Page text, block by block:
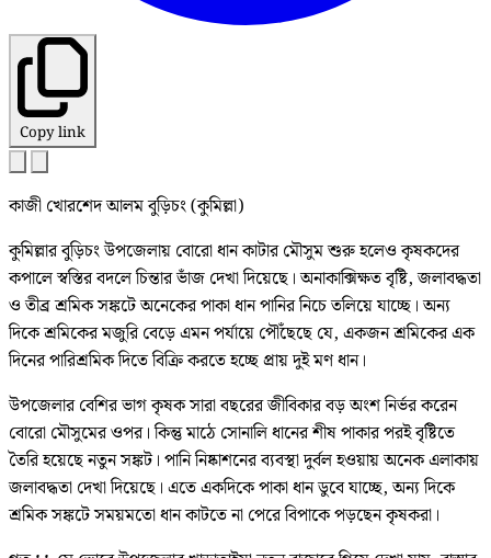
Copy link
কাজী খোরশেদ আলম বুড়িচং (কুমিল্লা)
কুমিল্লার বুড়িচং উপজেলায় বোরো ধান কাটার মৌসুম শুরু হলেও কৃষকদের
কপালে স্বস্তির বদলে চিন্তার ভাঁজ দেখা দিয়েছে। অনাকাক্সিক্ষত বৃষ্টি, জলাবদ্ধতা
ও তীব্র শ্রমিক সঙ্কটে অনেকের পাকা ধান পানির নিচে তলিয়ে যাচ্ছে। অন্য
দিকে শ্রমিকের মজুরি বেড়ে এমন পর্যায়ে পৌঁছেছে যে, একজন শ্রমিকের এক
দিনের পারিশ্রমিক দিতে বিক্রি করতে হচ্ছে প্রায় দুই মণ ধান।
উপজেলার বেশির ভাগ কৃষক সারা বছরের জীবিকার বড় অংশ নির্ভর করেন
বোরো মৌসুমের ওপর। কিন্তু মাঠে সোনালি ধানের শীষ পাকার পরই বৃষ্টিতে
তৈরি হয়েছে নতুন সঙ্কট। পানি নিষ্কাশনের ব্যবস্থা দুর্বল হওয়ায় অনেক এলাকায়
জলাবদ্ধতা দেখা দিয়েছে। এতে একদিকে পাকা ধান ডুবে যাচ্ছে, অন্য দিকে
শ্রমিক সঙ্কটে সময়মতো ধান কাটতে না পেরে বিপাকে পড়ছেন কৃষকরা।